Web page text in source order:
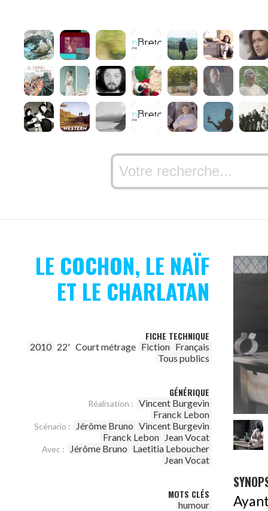
LE COCHON, LE NAÏF
ET LE CHARLATAN
FICHE TECHNIQUE
2010 22' Court métrage Fiction Français
Tous publics
GÉNÉRIQUE
Réalisation : Vincent Burgevin
Franck Lebon
Scénario : Jérôme Bruno Vincent Burgevin
Franck Lebon Jean Vocat
Avec : Jérôme Bruno Laetitia Leboucher
Jean Vocat
MOTS CLÉS
humour